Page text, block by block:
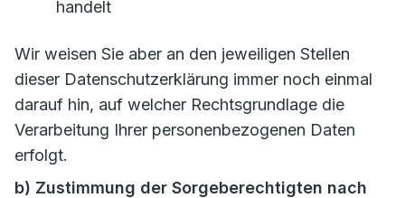
handelt
Wir weisen Sie aber an den jeweiligen Stellen
dieser Datenschutzerklärung immer noch einmal
darauf hin, auf welcher Rechtsgrundlage die
Verarbeitung Ihrer personenbezogenen Daten
erfolgt.
b) Zustimmung der Sorgeberechtigten nach